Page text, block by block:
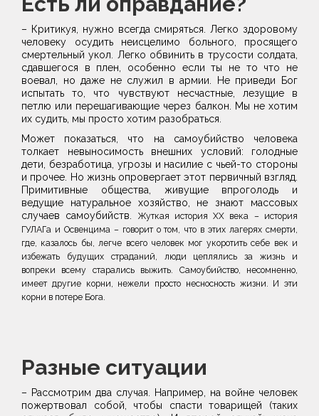
– Критикуя, нужно всегда смиряться. Легко здоровому
человеку осудить неисцелимо больного, просящего
смертельный укол. Легко обвинить в трусости солдата,
сдавшегося в плен, особенно если ты не то что не
воевал, но даже не служил в армии. Не приведи Бог
испытать то, что чувствуют несчастные, лезущие в
петлю или перешагивающие через балкон. Мы не хотим
их судить, мы просто хотим разобраться.
Может показаться, что на самоубийство человека
толкает невыносимость внешних условий: голодные
дети, безработица, угрозы и насилие с чьей-то стороны
и прочее. Но жизнь опровергает этот первичный взгляд.
Примитивные общества, живущие впроголодь и
ведущие натуральное хозяйство, не знают массовых
случаев самоубийств.
Жуткая история ХХ века – история
ГУЛАГа и Освенцима – говорит о том, что в этих лагерях смерти,
где, казалось бы, легче всего человек мог укоротить себе век и
избежать будущих страданий, люди цеплялись за жизнь и
вопреки всему старались выжить. Самоубийство, несомненно,
имеет другие корни, нежели просто несносность жизни.
И эти
корни в потере Бога.
Разные ситуации
– Рассмотрим два случая. Например, на войне человек
пожертвовал собой, чтобы спасти товарищей (таких